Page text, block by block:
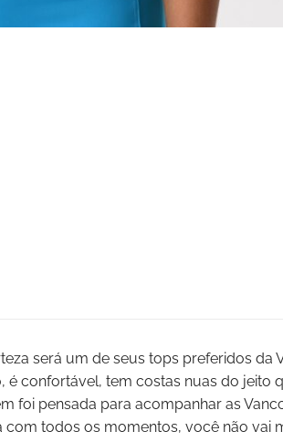
será um de seus tops preferidos da
é confortável, tem costas nuas do
foi pensada para acompanhar as
com todos os momentos, você não vai